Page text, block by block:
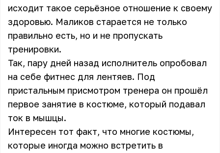
исходит такое серьёзное отношение к своему
здоровью. Маликов старается не только
правильно есть, но и не пропускать
тренировки.
Так, пару дней назад исполнитель опробовал
на себе фитнес для лентяев. Под
пристальным присмотром тренера он прошёл
первое занятие в костюме, который подавал
ток в мышцы.
Интересен тот факт, что многие костюмы,
которые иногда можно встретить в